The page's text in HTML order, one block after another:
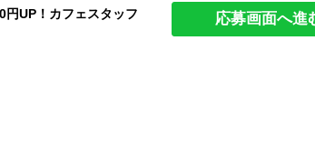
円UP！カフェスタッフ
応募画面へ進